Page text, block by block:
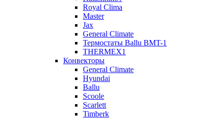
Royal Clima
Master
Jax
General Climate
Термостаты Ballu BMT-1
THERMEX1
Конвекторы
General Climate
Hyundai
Ballu
Scoole
Scarlett
Timberk